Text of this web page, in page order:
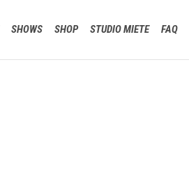
SHOWS SHOP STUDIO MIETE FAQ